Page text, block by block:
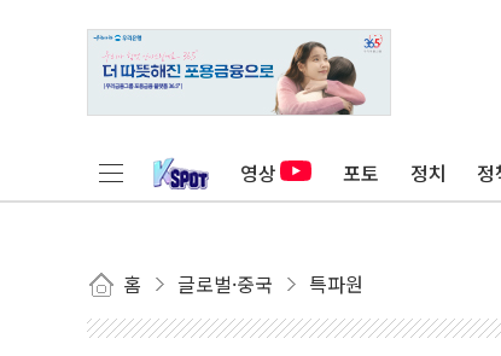
영상 포토 정치 정
홈 글로벌·중국 특파원